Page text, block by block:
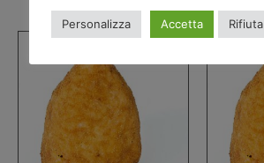
Personalizza Accetta Rifiuta